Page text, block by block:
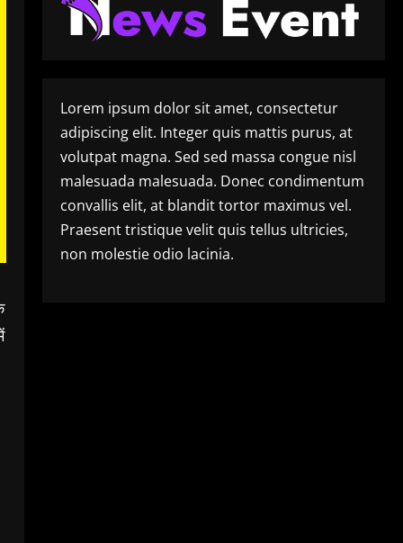
Lorem ipsum dolor sit amet, consectetur
adipiscing elit. Integer quis mattis purus, at
volutpat magna. Sed sed massa congue nisl
malesuada malesuada. Donec condimentum
convallis elit, at blandit tortor maximus vel.
Praesent tristique velit quis tellus ultricies,
non molestie odio lacinia.